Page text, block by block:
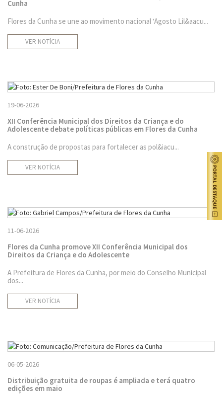
Cunha
Flores da Cunha se une ao movimento nacional ‘Agosto Lil&aacu...
VER NOTÍCIA
19-06-2026
XII Conferência Municipal dos Direitos da Criança e do
Adolescente debate políticas públicas em Flores da Cunha
A construção de propostas para fortalecer as pol&iacu...
VER NOTÍCIA
11-06-2026
Flores da Cunha promove XII Conferência Municipal dos
Direitos da Criança e do Adolescente
A Prefeitura de Flores da Cunha, por meio do Conselho Municipal
dos...
VER NOTÍCIA
06-05-2026
Distribuição gratuita de roupas é ampliada e terá quatro
edições em maio